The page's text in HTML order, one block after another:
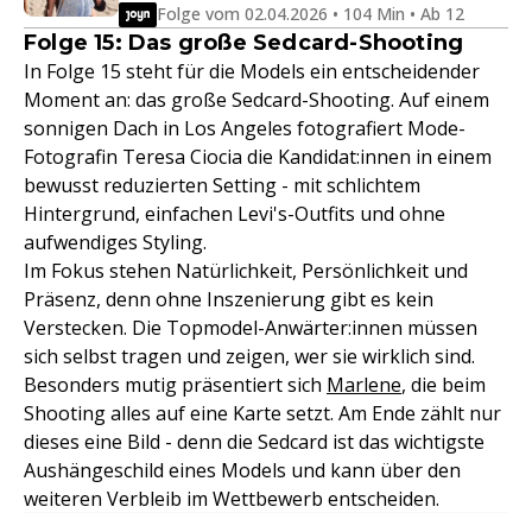
Folge vom 02.04.2026 • 104 Min • Ab 12
Folge 15: Das große Sedcard-Shooting
In Folge 15 steht für die Models ein entscheidender
Moment an: das große Sedcard-Shooting. Auf einem
sonnigen Dach in Los Angeles fotografiert Mode-
Fotografin Teresa Ciocia die Kandidat:innen in einem
bewusst reduzierten Setting - mit schlichtem
Hintergrund, einfachen Levi's-Outfits und ohne
aufwendiges Styling.
Im Fokus stehen Natürlichkeit, Persönlichkeit und
Präsenz, denn ohne Inszenierung gibt es kein
Verstecken. Die Topmodel-Anwärter:innen müssen
sich selbst tragen und zeigen, wer sie wirklich sind.
Besonders mutig präsentiert sich Marlene, die beim
Shooting alles auf eine Karte setzt. Am Ende zählt nur
dieses eine Bild - denn die Sedcard ist das wichtigste
Aushängeschild eines Models und kann über den
weiteren Verbleib im Wettbewerb entscheiden.